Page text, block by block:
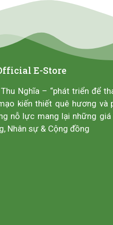
E-Store
Nghĩa – “phát triển để
kiến thiết quê hương và
nỗ lực mang lại những
Nhân sự & Cộng đồng